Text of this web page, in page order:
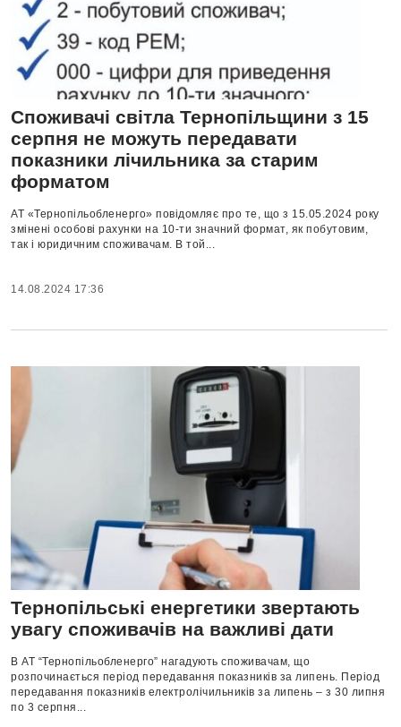
Споживачі світла Тернопільщини з 15
серпня не можуть передавати
показники лічильника за старим
форматом
АТ «Тернопільобленерго» повідомляє про те, що з 15.05.2024 року
змінені особові рахунки на 10-ти значний формат, як побутовим,
так і юридичним споживачам. В той...
14.08.2024 17:36
Тернопільські енергетики звертають
увагу споживачів на важливі дати
В АТ “Тернопільобленерго” нагадують споживачам, що
розпочинається період передавання показників за липень. Період
передавання показників електролічильників за липень – з 30 липня
по 3 серпня...